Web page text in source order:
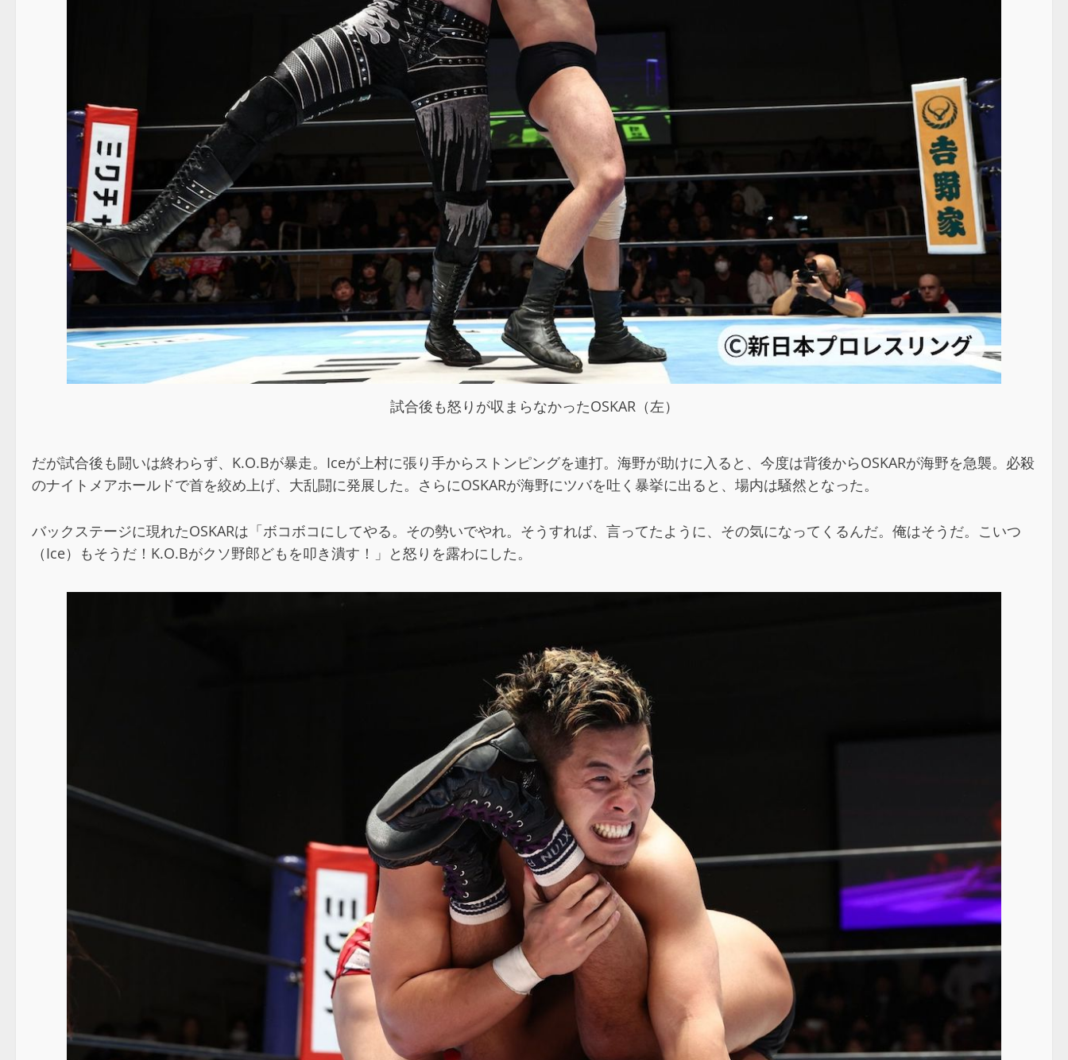
試合後も怒りが収まらなかったOSKAR（左）
だが試合後も闘いは終わらず、K.O.Bが暴走。Iceが上村に張り手からストンピングを連打。海野が助けに入ると、今度は背後からOSKARが海野を急襲。必殺
のナイトメアホールドで首を絞め上げ、大乱闘に発展した。さらにOSKARが海野にツバを吐く暴挙に出ると、場内は騒然となった。
バックステージに現れたOSKARは「ボコボコにしてやる。その勢いでやれ。そうすれば、言ってたように、その気になってくるんだ。俺はそうだ。こいつ
（Ice）もそうだ！K.O.Bがクソ野郎どもを叩き潰す！」と怒りを露わにした。